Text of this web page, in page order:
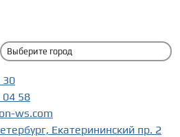
30
04 58
ws.com
Екатерининский пр. 2